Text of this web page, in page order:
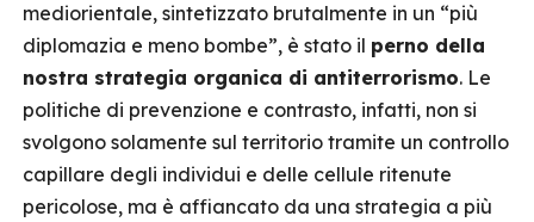
mediorientale, sintetizzato brutalmente in un “più
diplomazia e meno bombe”, è stato il perno della
nostra strategia organica di antiterrorismo. Le
politiche di prevenzione e contrasto, infatti, non si
svolgono solamente sul territorio tramite un controllo
capillare degli individui e delle cellule ritenute
pericolose, ma è affiancato da una strategia a più